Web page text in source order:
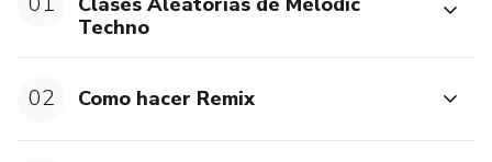
Techno
02 Como hacer Remix